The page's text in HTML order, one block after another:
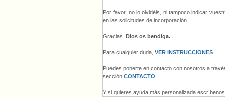
Por favor, no lo olvidéis, ni tampoco indicar
en las solicitudes de incorporación.
Gracias. Dios os bendiga.
Para cualquier duda, VER INSTRUCCIONES
Puedes ponerte en contacto con nosotros a
sección CONTACTO
Y si quieres ayuda más personalizada